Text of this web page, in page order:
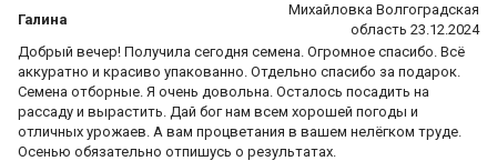
Галина
Михайловка Волгоградская
область 23.12.2024
Добрый вечер! Получила сегодня семена. Огромное спасибо. Всё
аккуратно и красиво упакованно. Отдельно спасибо за подарок.
Семена отборные. Я очень довольна. Осталось посадить на
рассаду и вырастить. Дай бог нам всем хорошей погоды и
отличных урожаев. А вам процветания в вашем нелёгком труде.
Осенью обязательно отпишусь о результатах.